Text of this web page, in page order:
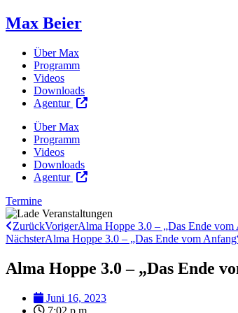
Max Beier
Über Max
Programm
Videos
Downloads
Agentur
Über Max
Programm
Videos
Downloads
Agentur
Termine
ZurückVorigerAlma Hoppe 3.0 – „Das Ende vom
NächsterAlma Hoppe 3.0 – „Das Ende vom
Alma Hoppe 3.0 – „Das Ende
Juni 16, 2023
7:02 p.m.